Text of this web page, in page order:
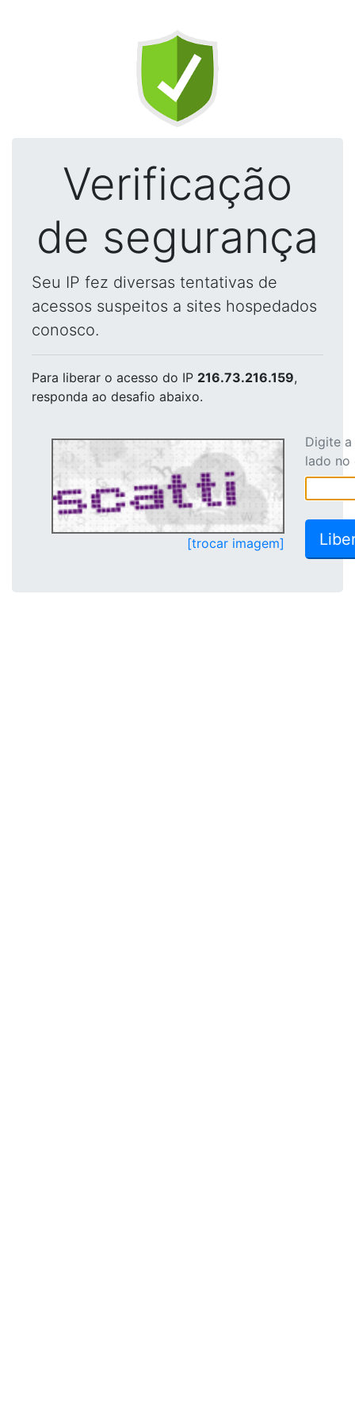
Verificação
de segurança
Seu IP fez diversas tentativas de
acessos suspeitos a sites hospedados
conosco.
Para liberar o acesso do IP 216.73.216.159,
responda ao desafio abaixo.
[trocar imagem]
Digite
lado no